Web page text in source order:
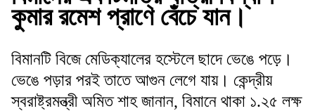
কুমার রমেশ প্রাণে বেঁচে যান।
বিমানটি বিজে মেডিক্যালের হস্টেলে ছাদে ভেঙে পড়ে।
ভেঙে পড়ার পরই তাতে আগুন লেগে যায়। কেন্দ্রীয়
স্বরাষ্ট্রমন্ত্রী অমিত শাহ জানান, বিমানে থাকা ১.২৫ লক্ষ